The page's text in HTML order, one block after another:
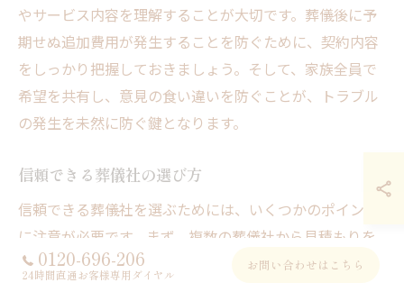
やサービス内容を理解することが大切です。葬儀後に予
期せぬ追加費用が発生することを防ぐために、契約内容
をしっかり把握しておきましょう。そして、家族全員で
希望を共有し、意見の食い違いを防ぐことが、トラブル
の発生を未然に防ぐ鍵となります。
信頼できる葬儀社の選び方
信頼できる葬儀社を選ぶためには、いくつかのポイント
に注意が必要です。まず、複数の葬儀社から見積もりを
取得し、比較検討することが大切です。葬儀社の過去の
0120-696-206
24時間直通お客様専用ダイヤル
お問い合わせはこちら